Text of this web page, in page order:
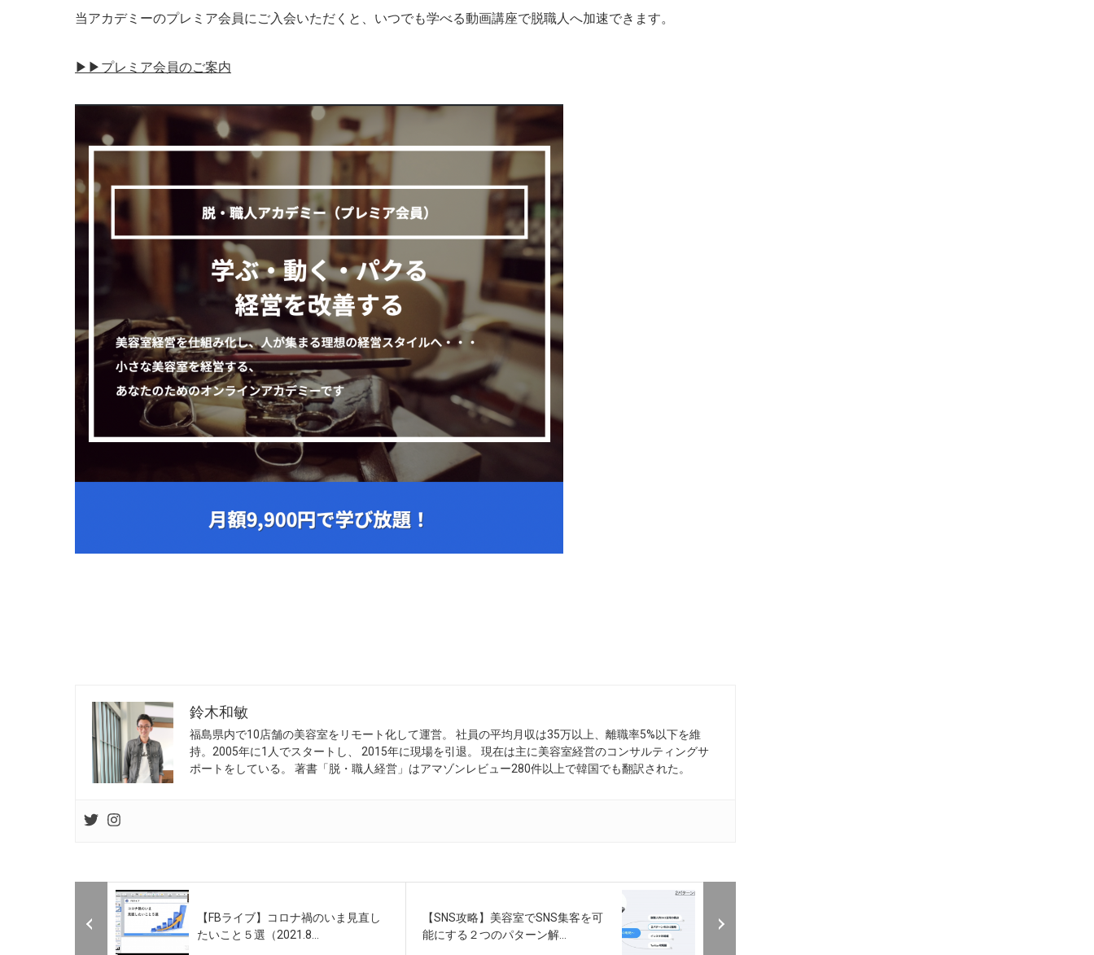
当アカデミーのプレミア会員にご入会いただくと、いつでも学べる動画講座で脱職人へ加速できます。
▶︎▶︎プレミア会員のご案内
鈴木和敏
福島県内で10店舗の美容室をリモート化して運営。 社員の平均月収は35万以上、離職率5%以下を維
持。2005年に1人でスタートし、 2015年に現場を引退。 現在は主に美容室経営のコンサルティングサ
ポートをしている。 著書「脱・職人経営」はアマゾンレビュー280件以上で韓国でも翻訳された。
【FBライブ】コロナ禍のいま見直し
たいこと５選（2021.8...
【SNS攻略】美容室でSNS集客を可
能にする２つのパターン解...